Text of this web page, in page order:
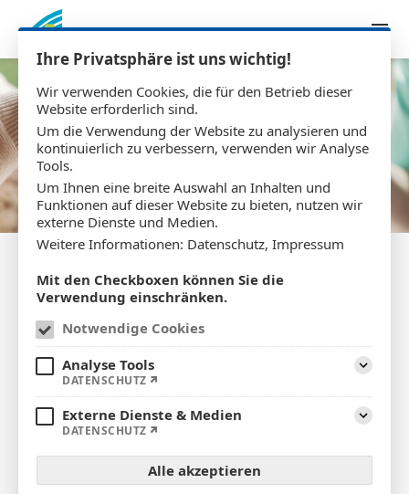
Langzeitpflege
Bei uns im St.-Elisabeth-Haus sind die
Möglichkeiten für eine umfassende,
familiengerechte und wohnortnahe
Pflegeversorgung älterer und kranker Menschen
Ihre Privatsphäre ist uns wichtig!
Wir verwenden Cookies, die für den Betrieb dieser
Website erforderlich sind.
Um die Verwendung der Website zu analysieren und
kontinuierlich zu verbessern, verwenden wir Analyse
Tools.
Um Ihnen eine breite Auswahl an Inhalten und
Funktionen auf dieser Website zu bieten, nutzen wir
externe Dienste und Medien.
Weitere Informationen: Datenschutz, Impressum
Mit den Checkboxen können Sie die
Verwendung einschränken.
Notwendige Cookies
Analyse Tools
DATENSCHUTZ
Externe Dienste & Medien
DATENSCHUTZ
Alle akzeptieren